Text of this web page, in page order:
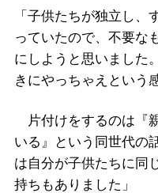
「子供たちが独立し
っていたので、不要な
にしようと思いました
きにやっちゃえという
片付けをするのは『
いる』という同世代の
は自分が子供たちに同
持ちもありました」